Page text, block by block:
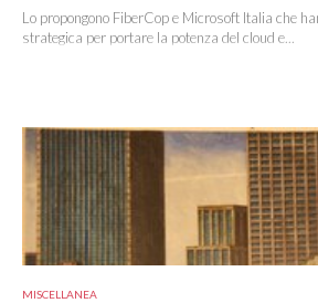
Lo propongono FiberCop e Microsoft Italia che
strategica per portare la potenza del cloud e...
MISCELLANEA